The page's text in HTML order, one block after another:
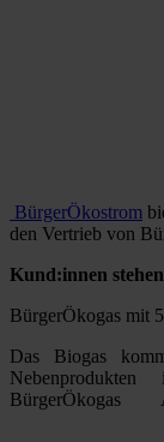
BürgerÖkostrom
den Vertrieb von
Kund:innen
BürgerÖkogas mit
Das Biogas